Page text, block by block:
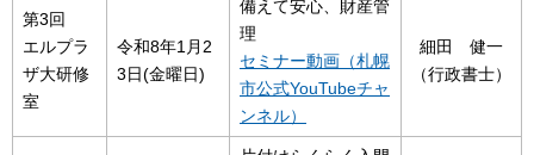
第3回
エルプラ
ザ大研修
室
令和8年1月2
3日(金曜日)
備えて安心、財産管
理
セミナー動画（札幌
市公式YouTubeチャ
ンネル）
細田 健一
（行政書士）